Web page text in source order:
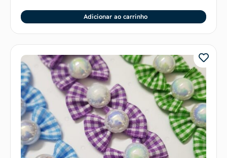
Adicionar ao carrinho